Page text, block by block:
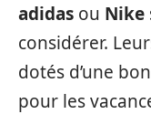
adidas ou Nike
considérer.
dotés d’une
pour les